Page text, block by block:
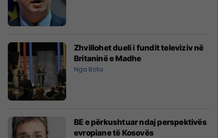
Zhvillohet dueli i fundit televiziv në
Britaninë e Madhe
Nga Bota
BE e përkushtuar ndaj perspektivës
evropiane të Kosovës